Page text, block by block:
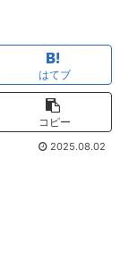
はてブ
コピー
2025.08.02